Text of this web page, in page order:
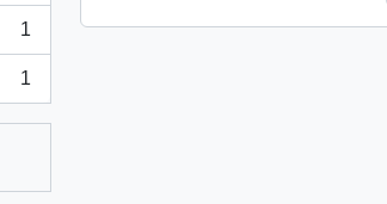
1
1